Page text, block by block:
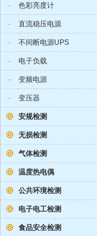
· 色彩亮度计
· 直流稳压电源
· 不间断电源UPS
· 电子负载
· 变频电源
· 变压器
安规检测
无损检测
气体检测
温度热电偶
公共环境检测
电子电工检测
食品安全检测